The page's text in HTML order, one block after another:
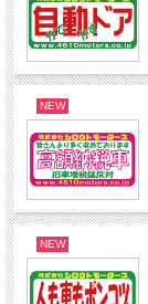
NEW
NEW